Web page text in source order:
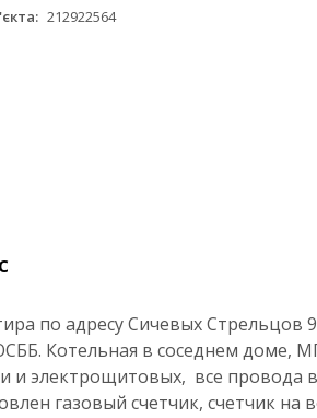
212922564
по адресу Сичевых Стрельцов
Котельная в соседнем доме,
и электрощитовых, все провода
газовый счетчик, счетчик на